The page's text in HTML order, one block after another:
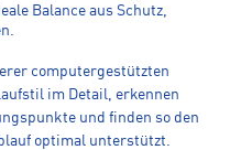
Balance aus Schutz,
computergestützten
im Detail, erkennen
und finden so den
optimal unterstützt.